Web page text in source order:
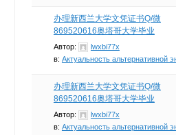
办理新西兰大学文凭证书Q/微
869520616奥塔哥大学毕业
Автор:
lwxbi77x
в: Актуальность альтернативной
办理新西兰大学文凭证书Q/微
869520616奥塔哥大学毕业
Автор:
lwxbi77x
в: Актуальность альтернативной